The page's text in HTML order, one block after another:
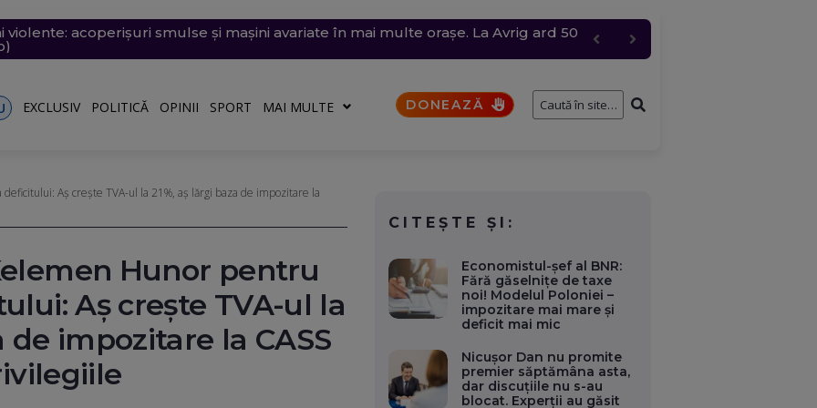
acoperișuri smulse și mașini avariate în mai multe orașe. La Avrig ard 50
săptămâna viitoare. Accesul se va face în etape. Iată ce se întâmplă cu cererile și
pe o stâncă de pe Transfăgărășan mesajul de iubire pentru „Anna”
pe care abia o pornise acum câteva zile
extreme: 39 de grade la umbră, vijelii de 90 km/h și grindină de până la 4
EXCLUSIV POLITICĂ OPINII SPORT MAI MULTE DONEAZĂ
Aș crește TVA-ul la 21%, aș lărgi baza de impozitare la
Hunor pentru
Aș crește TVA-ul la
de impozitare la CASS
CITEȘTE ȘI:
Economistul-șef al BNR:
Fără găselnițe de taxe
noi! Modelul Poloniei –
impozitare mai mare și
deficit mai mic
Nicușor Dan nu promite
premier săptămâna asta,
dar discuțiile nu s-au
blocat. Experții au găsit